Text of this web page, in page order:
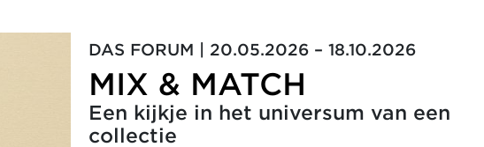
DAS FORUM | 20.05.2026 – 18.10.2026
MIX & MATCH
Een kijkje in het universum van een
collectie